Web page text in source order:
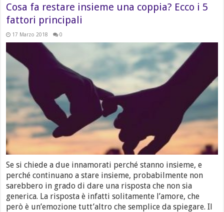
Cosa fa restare insieme una coppia? Ecco i 5
fattori principali
17 Marzo 2018 0
Se si chiede a due innamorati perché stanno insieme, e
perché continuano a stare insieme, probabilmente non
sarebbero in grado di dare una risposta che non sia
generica. La risposta è infatti solitamente l’amore, che
però è un’emozione tutt’altro che semplice da spiegare. Il